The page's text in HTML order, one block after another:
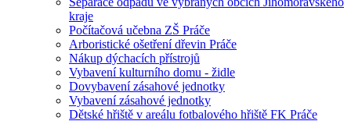
kraje
Počítačová učebna ZŠ Práče
Arboristické ošetření dřevin Práče
Nákup dýchacích přístrojů
Vybavení kulturního domu - židle
Dovybavení zásahové jednotky
Vybavení zásahové jednotky
Dětské hřiště v areálu fotbalového hřiště FK Práče